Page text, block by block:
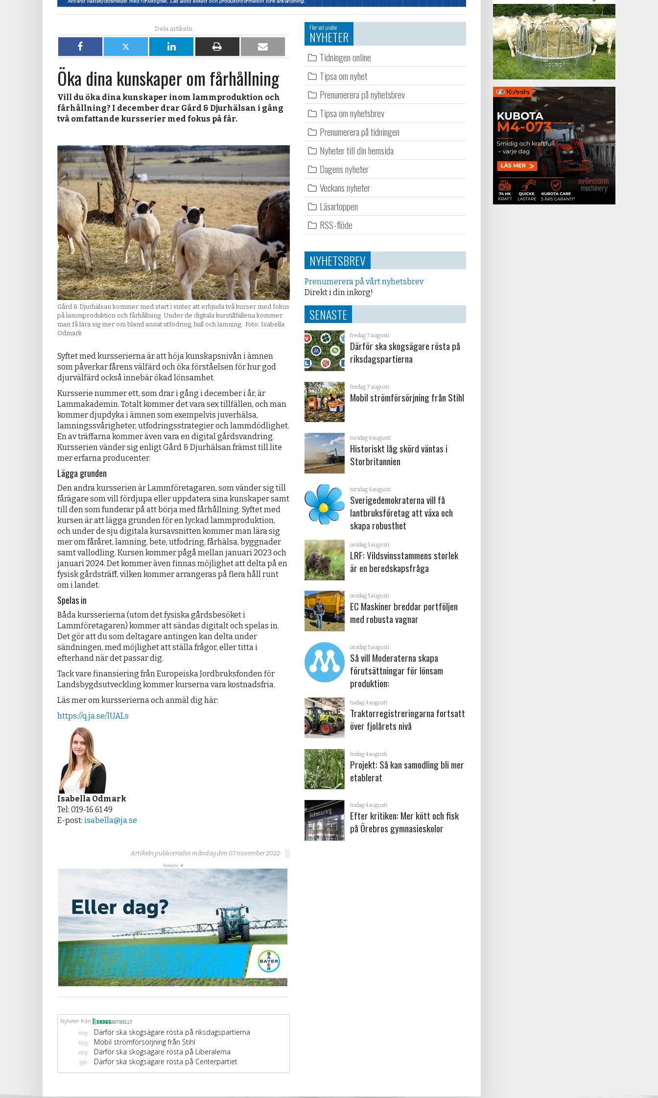
Dela
på
Facebook
Dela
på
X
Dela
på
LinkedIn
Dela
på
papper
Dela
per
e-
post
Öka dina kunskaper om fårhållning
Vill du öka dina kunskaper inom lammproduktion och
fårhållning? I december drar Gård & Djurhälsan i gång
två omfattande kursserier med fokus på får.
Gård & Djurhälsan kommer med start i vinter att erbjuda två kurser med fokus
på lammproduktion och fårhållning. Under de digitala kurstillfällena kommer
man få lära sig mer om bland annat utfodring, hull och lamning. Foto: Isabella
Odmark
Syftet med kursserierna är att höja kunskapsnivån i ämnen
som påverkar fårens välfärd och öka förståelsen för hur god
djurvälfärd också innebär ökad lönsamhet.
Kursserie nummer ett, som drar i gång i december i år, är
Lammakademin. Totalt kommer det vara sex tillfällen, och man
kommer djupdyka i ämnen som exempelvis juverhälsa,
lamningssvårigheter, utfodringsstrategier och lammdödlighet.
En av träffarna kommer även vara en digital gårdsvandring.
Kursserien vänder sig enligt Gård & Djurhälsan främst till lite
mer erfarna producenter.
Lägga grunden
Den andra kursserien är Lammföretagaren, som vänder sig till
fårägare som vill fördjupa eller uppdatera sina kunskaper samt
till den som funderar på att börja med fårhållning. Syftet med
kursen är att lägga grunden för en lyckad lammproduktion,
och under de sju digitala kursavsnitten kommer man lära sig
mer om fåråret, lamning, bete, utfodring, fårhälsa, byggnader
samt vallodling. Kursen kommer pågå mellan januari 2023 och
januari 2024. Det kommer även finnas möjlighet att delta på en
fysisk gårdsträff, vilken kommer arrangeras på flera håll runt
om i landet.
Spelas in
Båda kursserierna (utom det fysiska gårdsbesöket i
Lammföretagaren) kommer att sändas digitalt och spelas in.
Det gör att du som deltagare antingen kan delta under
sändningen, med möjlighet att ställa frågor, eller titta i
efterhand när det passar dig.
Tack vare finansiering från Europeiska Jordbruksfonden för
Landsbygdsutveckling kommer kurserna vara kostnadsfria.
Läs mer om kursserierna och anmäl dig här:
https://q.ja.se/lUALs
Isabella Odmark
Tel: 019-16 61 49
E-post: isabella@ja.se
Artikeln publicerades måndag den 07 november 2022
Fler val under
NYHETER
Tidningen online
Tipsa om nyhet
Prenumerera på nyhetsbrev
Tipsa om nyhetsbrev
Prenumerera på tidningen
Nyheter till din hemsida
Dagens nyheter
Veckans nyheter
Läsartoppen
RSS-flöde
NYHETSBREV
Prenumerera på vårt nyhetsbrev
Direkt i din inkorg!
SENASTE
fredag 7 augusti
Därför ska skogsägare rösta på
riksdagspartierna
fredag 7 augusti
Mobil strömförsörjning från Stihl
torsdag 6 augusti
Historiskt låg skörd väntas i
Storbritannien
torsdag 6 augusti
Sverigedemokraterna vill få
lantbruksföretag att växa och
skapa robusthet
onsdag 5 augusti
LRF: Vildsvinsstammens storlek
är en beredskapsfråga
onsdag 5 augusti
EC Maskiner breddar portföljen
med robusta vagnar
onsdag 5 augusti
Så vill Moderaterna skapa
förutsättningar för lönsam
produktion:
tisdag 4 augusti
Traktorregistreringarna fortsatt
över fjolårets nivå
tisdag 4 augusti
Projekt: Så kan samodling bli mer
etablerat
tisdag 4 augusti
Efter kritiken: Mer kött och fisk
på Örebros gymnasieskolor